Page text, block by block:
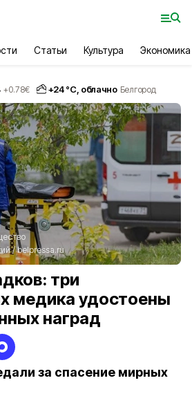
Статьи Культура Экономика
+0.78€ +24°С, облачно Белгород
/ belpressa.ru
три
медика удостоены
наград
за спасение мирных